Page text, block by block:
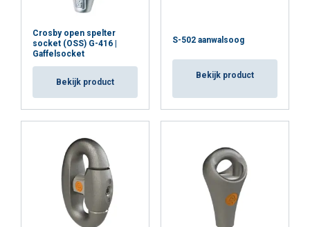
Crosby open spelter
socket (OSS) G-416 |
Gaffelsocket
Bekijk product
S-502 aanwalsoog
Bekijk product